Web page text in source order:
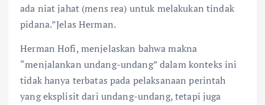
ada niat jahat (mens rea) untuk melakukan tindak
pidana.”Jelas Herman.
Herman Hofi, menjelaskan bahwa makna
“menjalankan undang-undang” dalam konteks ini
tidak hanya terbatas pada pelaksanaan perintah
yang eksplisit dari undang-undang, tetapi juga